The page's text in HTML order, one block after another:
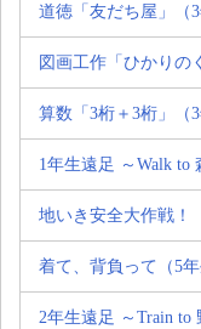
道徳「友だち屋」（3
図画工作「ひかりの
算数「3桁＋3桁」（3
1年生遠足 ～Walk to
地いき安全大作戦！
着て、背負って（5年
2年生遠足 ～Train to